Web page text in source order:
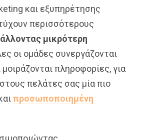
και εξυπηρέτησης
περισσότερους
μικρότερη
οι ομάδες συνεργάζονται
πληροφορίες, για
πελάτες σας μία πιο
προσωποποιημένη